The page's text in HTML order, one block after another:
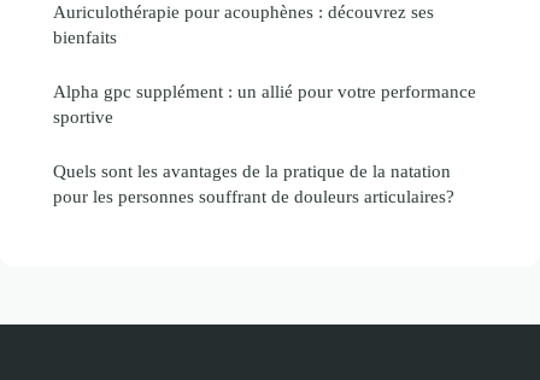
Auriculothérapie pour acouphènes : découvrez ses
bienfaits
Alpha gpc supplément : un allié pour votre performance
sportive
Quels sont les avantages de la pratique de la natation
pour les personnes souffrant de douleurs articulaires?